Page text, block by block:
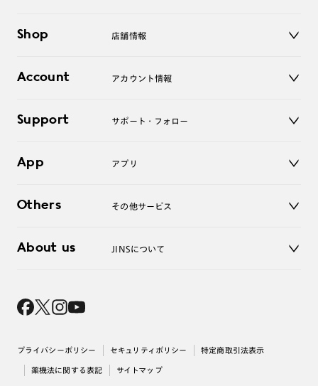
サングラス
コンタクトレンズ
アクセサリー
Shop 店舗情報
オンラインショップ
Account アカウント情報
ログアウト
Support サポート・フォロー
よくあるご質問
お問い合わせ
App アプリ
Others その他サービス
レンズ交換
About us JINSについて
採用情報
出店について
プライバシーポリシー セキュリティポリシー 特定商取引法表示
薬機法に関する表記 サイトマップ